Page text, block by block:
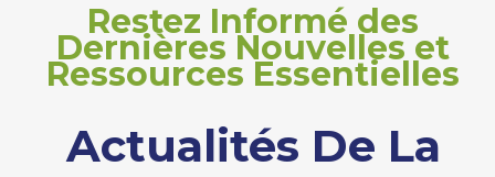
Restez Informé des
Dernières Nouvelles et
Ressources Essentielles
Actualités De La